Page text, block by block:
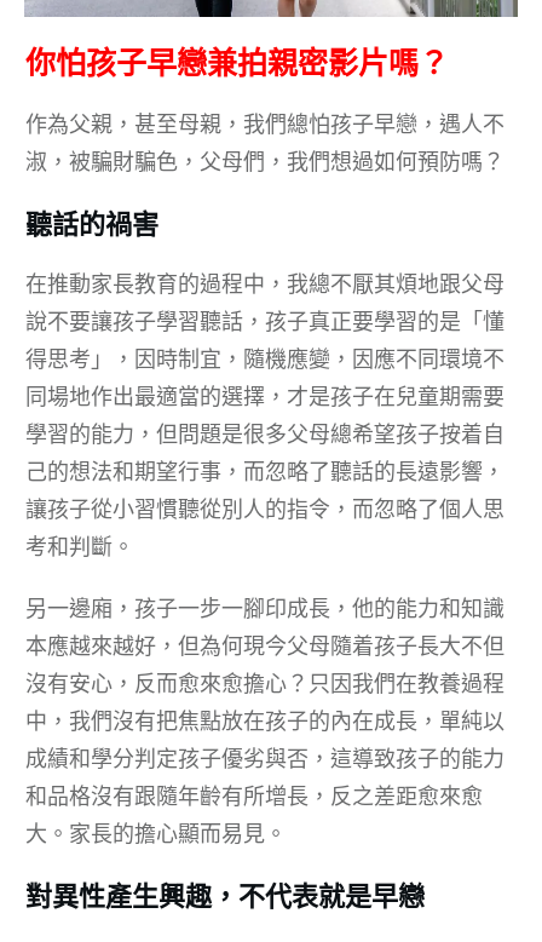
你怕孩子早戀兼拍親密影片嗎？
作為父親，甚至母親，我們總怕孩子早戀，遇人不
淑，被騙財騙色，父母們，我們想過如何預防嗎？
聽話的禍害
在推動家長教育的過程中，我總不厭其煩地跟父母
說不要讓孩子學習聽話，孩子真正要學習的是「懂
得思考」，因時制宜，隨機應變，因應不同環境不
同場地作出最適當的選擇，才是孩子在兒童期需要
學習的能力，但問題是很多父母總希望孩子按着自
己的想法和期望行事，而忽略了聽話的長遠影響，
讓孩子從小習慣聽從別人的指令，而忽略了個人思
考和判斷。
另一邊廂，孩子一步一腳印成長，他的能力和知識
本應越來越好，但為何現今父母隨着孩子長大不但
沒有安心，反而愈來愈擔心？只因我們在教養過程
中，我們沒有把焦點放在孩子的內在成長，單純以
成績和學分判定孩子優劣與否，這導致孩子的能力
和品格沒有跟隨年齡有所增長，反之差距愈來愈
大。家長的擔心顯而易見。
對異性產生興趣，不代表就是早戀